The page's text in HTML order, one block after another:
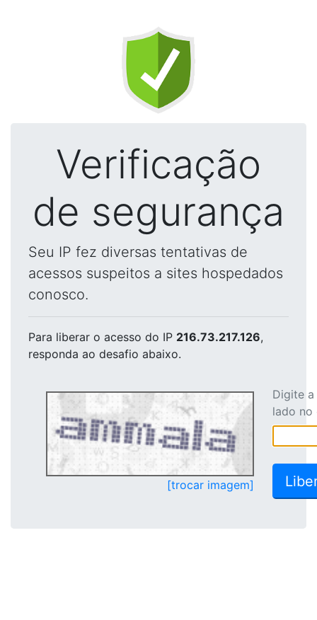
Verificação
de segurança
Seu IP fez diversas tentativas de
acessos suspeitos a sites hospedados
conosco.
Para liberar o acesso do IP 216.73.217.126,
responda ao desafio abaixo.
[trocar imagem]
Digite
lado no